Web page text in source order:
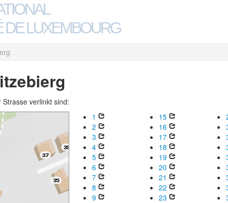
DE LUXEMBOURG
verlinkt sind:
1
2
3
4
5
6
7
8
9
15
16
17
18
19
20
21
22
23